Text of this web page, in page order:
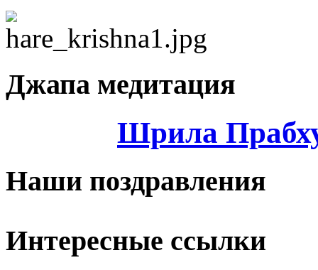
Джапа медитация
Шрила
Наши поздравления
Интересные ссылки